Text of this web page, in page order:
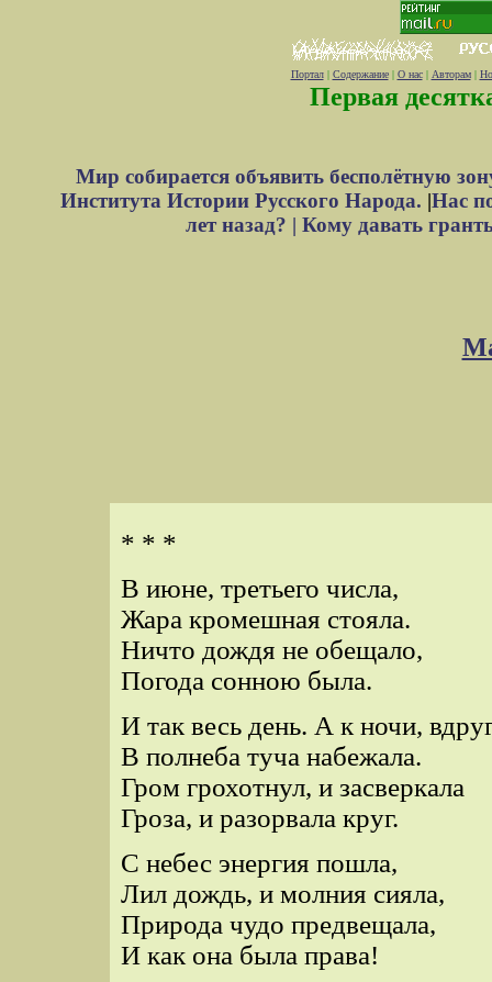
Портал| Содержание| О нас| Авторам|
Первая
Мир собирается объявить бесполётную
Института Истории Русского Народа. |Нас
лет назад? | Кому давать
* * *
В июне, третьего числа,
Жара кромешная стояла.
Ничто дождя не обещало,
Погода сонною была.
И так весь день. А к ночи,
В полнеба туча набежала.
Гром грохотнул, и засверкала
Гроза, и разорвала круг.
С небес энергия пошла,
Лил дождь, и молния сияла,
Природа чудо предвещала,
И как она была права!